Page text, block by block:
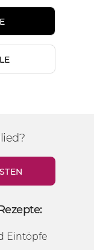
Eintöpfe